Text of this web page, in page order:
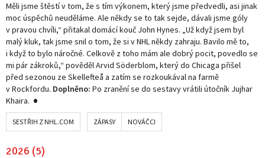
Měli jsme štěstí v tom, že s tím výkonem, který jsme předvedli, asi jinak
moc úspěchů neuděláme. Ale někdy se to tak sejde, dávali jsme góly
v pravou chvíli,“ přitakal domácí kouč John Hynes. „Už když jsem byl
malý kluk, tak jsme snil o tom, že si v NHL někdy zahraju. Bavilo mě to,
i když to bylo náročné. Celkově z toho mám ale dobrý pocit, povedlo se
mi pár zákroků,“ pověděl Arvid Söderblom, který do Chicaga přišel
před sezonou ze Skellefteå a zatím se rozkoukával na farmě
v Rockfordu. Doplněno: Po zranění se do sestavy vrátili útočník Jujhar
Khaira.
SESTŘIH Z NHL.COM ZÁPASY NOVÁČCI
2026 (5)